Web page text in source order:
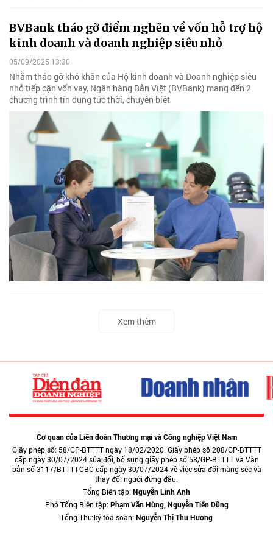
BVBank tháo gỡ điểm nghẽn về vốn hỗ trợ hộ
kinh doanh và doanh nghiệp siêu nhỏ
05/09/2025 13:30
Nhằm tháo gỡ khó khăn của Hộ kinh doanh và Doanh nghiệp siêu
nhỏ tiếp cận vốn vay, Ngân hàng Bản Việt (BVBank) mang đến 2
chương trình tín dụng tức thời, chuyên biệt
Xem thêm
Cơ quan của Liên đoàn Thương mại và Công nghiệp Việt Nam
Giấy phép số: 58/GP-BTTTT ngày 18/02/2020. Giấy phép số 208/GP-BTTTT
cấp ngày 30/07/2024 sửa đổi, bổ sung giấy phép số 58/GP-BTTTT và Văn
bản số 3117/BTTTT-CBC cấp ngày 30/07/2024 về việc sửa đổi măng séc và
thay đổi người đứng đầu.
Tổng Biên tập:Nguyễn Linh Anh
Phó Tổng Biên tập:Phạm Văn Hùng, Nguyễn Tiến Dũng
Tổng Thư ký tòa soạn:Nguyễn Thị Thu Hương